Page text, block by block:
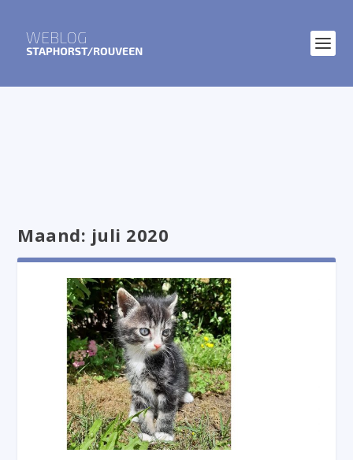
Maand: juli 2020